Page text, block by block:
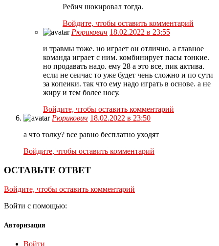
Ребич шокировал тогда.
Войдите, чтобы оставить комментарий
Рюрикович 18.02.2022 в 23:55
и травмы тоже. но играет он отлично. а главное
команда играет с ним. комбинирует пасы тонкие.
но продавать надо. ему 28 а это все, пик актива.
если не сеичас то уже будет чень сложно и по сути
за копеики. так что ему надо играть в основе. а не
жиру и тем более носу.
Войдите, чтобы оставить комментарий
Рюрикович 18.02.2022 в 23:50
а что толку? все равно бесплатно уходят
Войдите, чтобы оставить комментарий
ОСТАВЬТЕ ОТВЕТ
Войдите, чтобы оставить комментарий
Войти с помощью:
Авторизация
Войти